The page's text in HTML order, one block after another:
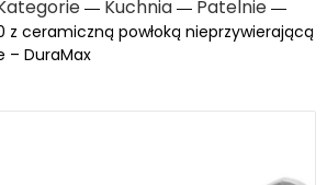
― Kuchnia ― Patelnie ―
z ceramiczną powłoką nieprzywierającą
– DuraMax